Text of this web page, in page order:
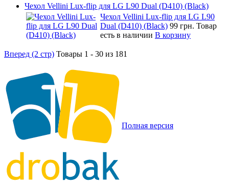
Чехол Vellini Lux-flip для LG L90 Dual (D410) (Black)
Чехол Vellini Lux-flip для LG L90
Dual (D410) (Black) 99 грн. Товар
есть в наличии В корзину
Вперед (2 стр) Товары 1 - 30 из 181
Полная версия